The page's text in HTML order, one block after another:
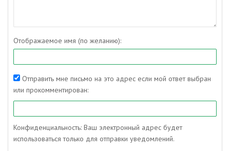
Отображаемое имя (по желанию):
Отправить мне письмо на это адрес если мой ответ выбран
или прокомментирован:
Конфиденциальность: Ваш электронный адрес будет
использоваться только для отправки уведомлений.